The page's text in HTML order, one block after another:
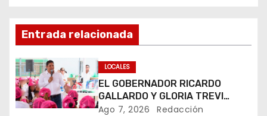
v
e
g
a
Entrada relacionada
LOCALES
EL GOBERNADOR RICARDO
GALLARDO Y GLORIA TREVI
LLEVAN ESPERANZA A LA PILA
Ago 7, 2026 Redacción